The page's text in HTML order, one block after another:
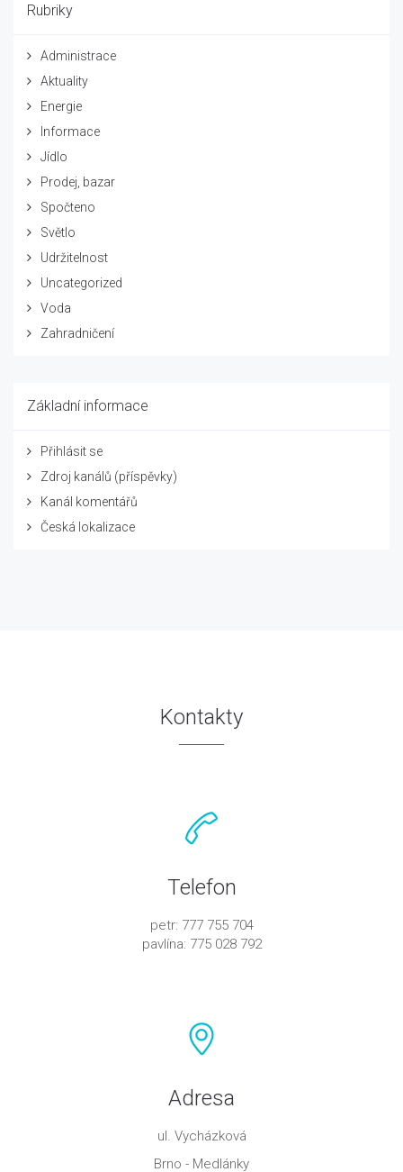
Rubriky
Administrace
Aktuality
Energie
Informace
Jídlo
Prodej, bazar
Spočteno
Světlo
Udržitelnost
Uncategorized
Voda
Zahradničení
Základní informace
Přihlásit se
Zdroj kanálů (příspěvky)
Kanál komentářů
Česká lokalizace
Kontakty
Telefon
petr: 777 755 704
pavlína: 775 028 792
Adresa
ul. Vycházková
Brno - Medlánky